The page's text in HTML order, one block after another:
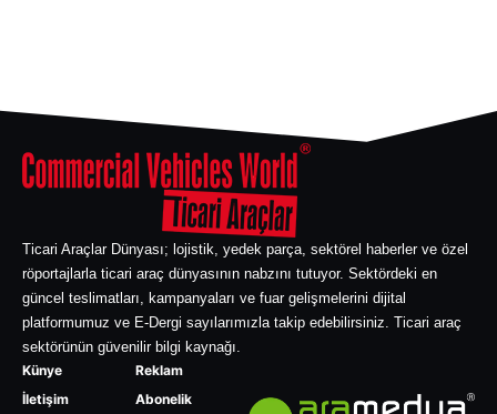
Ticari Araçlar Dünyası; lojistik, yedek parça, sektörel haberler ve özel
röportajlarla ticari araç dünyasının nabzını tutuyor. Sektördeki en
güncel teslimatları, kampanyaları ve fuar gelişmelerini dijital
platformumuz ve E-Dergi sayılarımızla takip edebilirsiniz. Ticari araç
sektörünün güvenilir bilgi kaynağı.
Künye
İletişim
Reklam
Abonelik